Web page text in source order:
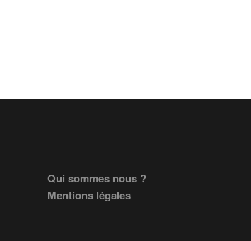
FooterQui sommes nous ?
Mentions légales